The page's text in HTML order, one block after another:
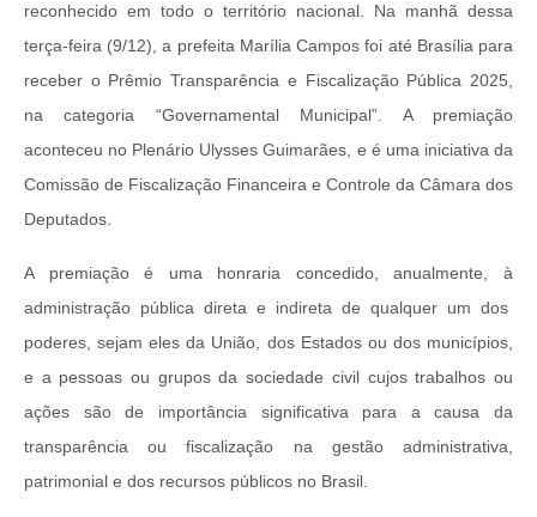
reconhecido em todo o território nacional. Na manhã dessa
terça-feira (9/12), a prefeita Marília Campos foi até Brasília para
receber o Prêmio Transparência e Fiscalização Pública 2025,
na categoria “Governamental Municipal”. A premiação
aconteceu no Plenário Ulysses Guimarães, e é uma iniciativa da
Comissão de Fiscalização Financeira e Controle da Câmara dos
Deputados.
A premiação é uma honraria concedido, anualmente, à
administração pública direta e indireta de qualquer um dos
poderes, sejam eles da União, dos Estados ou dos municípios,
e a pessoas ou grupos da sociedade civil cujos trabalhos ou
ações são de importância significativa para a causa da
transparência ou fiscalização na gestão administrativa,
patrimonial e dos recursos públicos no Brasil.